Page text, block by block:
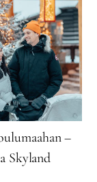
–
Skyland